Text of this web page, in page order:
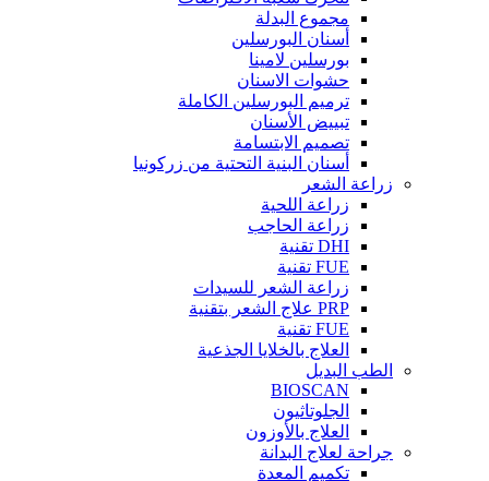
مجموع البدلة
أسنان البورسلين
بورسلين لامينا
حشوات الاسنان
ترميم البورسلين الكاملة
تبييض الأسنان
تصميم الابتسامة
أسنان البنية التحتية من زركونيا
زراعة الشعر
زراعة اللحية
زراعة الحاجب
DHI تقنية
FUE تقنية
زراعة الشعر للسيدات
PRP علاج الشعر بتقنية
FUE تقنية
العلاج بالخلايا الجذعية
الطب البديل
BIOSCAN
الجلوتاثيون
العلاج بالأوزون
جراحة لعلاج البدانة
تكميم المعدة